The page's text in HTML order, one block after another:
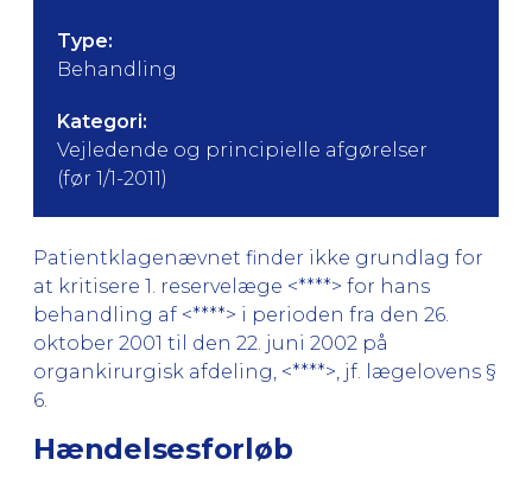
Type:
Behandling
Kategori:
Vejledende og principielle afgørelser
(før 1/1-2011)
Patientklagenævnet finder ikke grundlag for
at kritisere 1. reservelæge <****> for hans
behandling af <****> i perioden fra den 26.
oktober 2001 til den 22. juni 2002 på
organkirurgisk afdeling, <****>, jf. lægelovens §
6.
Hændelsesforløb